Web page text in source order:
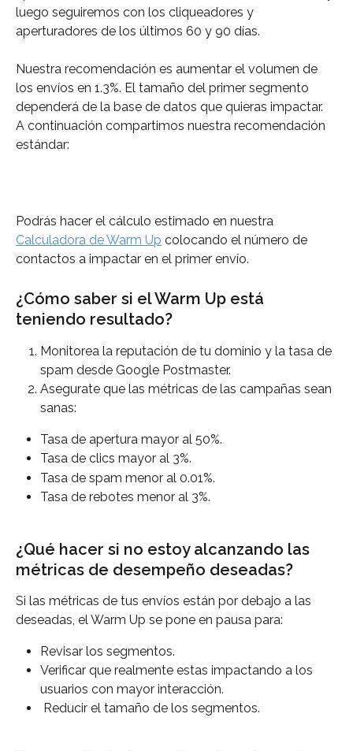
luego seguiremos con los cliqueadores y
aperturadores de los últimos 60 y 90 días.
Nuestra recomendación es aumentar el volumen de
los envíos en 1.3%. El tamaño del primer segmento
dependerá de la base de datos que quieras impactar.
A continuación compartimos nuestra recomendación
estándar:
Podrás hacer el cálculo estimado en nuestra
Calculadora de Warm Up colocando el número de
contactos a impactar en el primer envío.
¿Cómo saber si el Warm Up está
teniendo resultado?
Monitorea la reputación de tu dominio y la tasa de
spam desde Google Postmaster.
Asegurate que las métricas de las campañas sean
sanas:
Tasa de apertura mayor al 50%.
Tasa de clics mayor al 3%.
Tasa de spam menor al 0.01%.
Tasa de rebotes menor al 3%.
¿Qué hacer si no estoy alcanzando las
métricas de desempeño deseadas?
Si las métricas de tus envíos están por debajo a las
deseadas, el Warm Up se pone en pausa para:
Revisar los segmentos.
Verificar que realmente estas impactando a los
usuarios con mayor interacción.
Reducir el tamaño de los segmentos.